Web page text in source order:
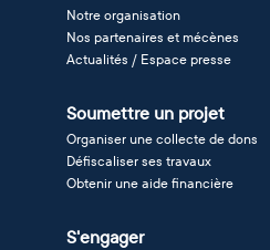
Notre organisation
Nos partenaires et mécènes
Actualités / Espace presse
Soumettre un projet
Organiser une collecte de dons
Défiscaliser ses travaux
Obtenir une aide financière
S'engager